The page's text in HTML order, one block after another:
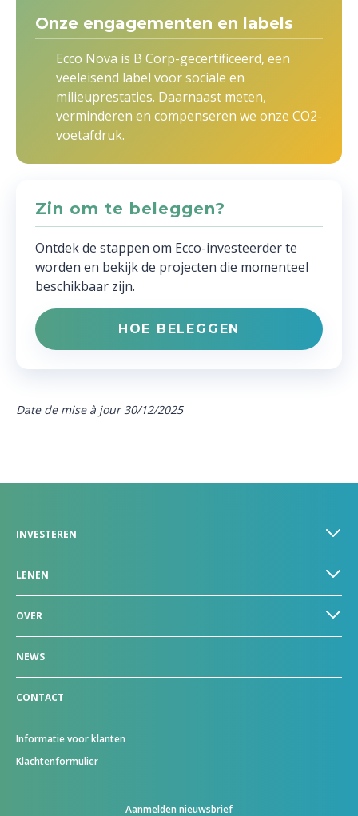
Onze engagementen en labels
Ecco Nova is B Corp-gecertificeerd, een
veeleisend label voor sociale en
milieuprestaties. Daarnaast meten,
verminderen en compenseren we onze CO2-
voetafdruk.
Zin om te beleggen?
Ontdek de stappen om Ecco-investeerder te
worden en bekijk de projecten die momenteel
beschikbaar zijn.
HOE BELEGGEN
Date de mise à jour 30/12/2025
INVESTEREN
LENEN
OVER
NEWS
CONTACT
Informatie voor klanten
Klachtenformulier
Aanmelden nieuwsbrief